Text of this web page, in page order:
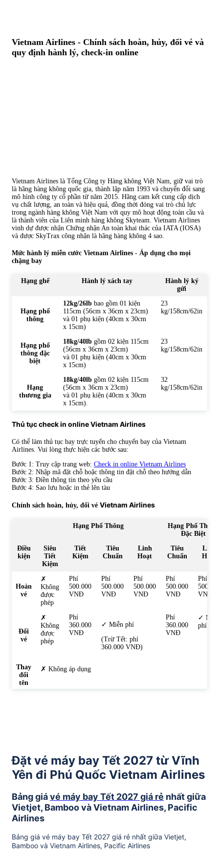
Vietnam Airlines - Chính sách hoàn, hủy, đổi vé và
quy định hành lý, check-in online
Vietnam Airlines là Tổng Công ty Hàng không Việt Nam, giữ vai trò
là hãng hàng không quốc gia, thành lập năm 1993 và chuyển đổi sang
mô hình công ty cổ phần từ năm 2015. Hãng cam kết cung cấp dịch
vụ chất lượng, an toàn và hiệu quả, đồng thời đóng vai trò chủ lực
trong ngành hàng không Việt Nam với quy mô hoạt động toàn cầu và
là thành viên của Liên minh hàng không Skyteam. Vietnam Airlines
vinh dự được nhận Chứng nhận An toàn khai thác của IATA (IOSA)
và được SkyTrax công nhận là hãng hàng không 4 sao.
Mức hành lý miễn cước Vietnam Airlines - Áp dụng cho mọi
chặng bay
Hạng ghế Hành lý xách tay
Hành lý ký
gửi
Hạng phổ
thông
12kg/26lb bao gồm 01 kiện
115cm (56cm x 36cm x 23cm)
và 01 phụ kiện (40cm x 30cm
x 15cm)
23
kg/158cm/62in
Hạng phổ
thông đặc
biệt
18kg/40lb gồm 02 kiện 115cm
(56cm x 36cm x 23cm)
và 01 phụ kiện (40cm x 30cm
x 15cm)
23
kg/158cm/62in
Hạng
thương gia
18kg/40lb gồm 02 kiện 115cm
(56cm x 36cm x 23cm)
và 01 phụ kiện (40cm x 30cm
x 15cm).
32
kg/158cm/62in
Thủ tục check in online Vietnam Airlines
Có thể làm thủ tục bay trực tuyến cho chuyến bay của Vietnam
Airlines. Vui lòng thực hiện các bước sau:
Bước 1: Truy cập trang web: Check in online Vietnam Airlines
Bước 2: Nhập mã đặt chỗ hoặc thông tin đặt chỗ theo hướng dẫn
Bước 3: Điền thông tin theo yêu cầu
Bước 4: Sao lưu hoặc in thẻ lên tàu
Chính sách hoàn, hủy, đổi vé Vietnam Airlines
Hạng Phổ Thông
Hạng Phổ Thông
Đặc Biệt
Điều
kiện
Siêu
Tiết
Kiệm
Tiết
Kiệm
Tiêu
Chuẩn
Linh
Hoạt
Tiêu
Chuẩn
Linh
Hoạt
Hoàn
vé
✗
Không
được
phép
Phí
500.000
VNĐ
Phí
500.000
VNĐ
Phí
500.000
VNĐ
Phí
500.000
VNĐ
Phí
VNĐ
Đổi
vé
✗
Không
được
phép
Phí
360.000
VNĐ
✓ Miễn phí
(Trừ Tết: phí
360.000 VNĐ)
Phí
360.000
VNĐ
✓
phí
Thay
đổi
tên
✗ Không áp dụng
Đặt vé máy bay Tết 2027 từ Vĩnh
Yên đi Phú Quốc Vietnam Airlines
Bảng giávé máy bay Tết 2027 giá rẻ nhất giữa
Vietjet, Bamboo và Vietnam Airlines, Pacific
Airlines
Bảng giá vé máy bay Tết 2027 giá rẻ nhất giữa Vietjet,
Bamboo và Vietnam Airlines, Pacific Airlines